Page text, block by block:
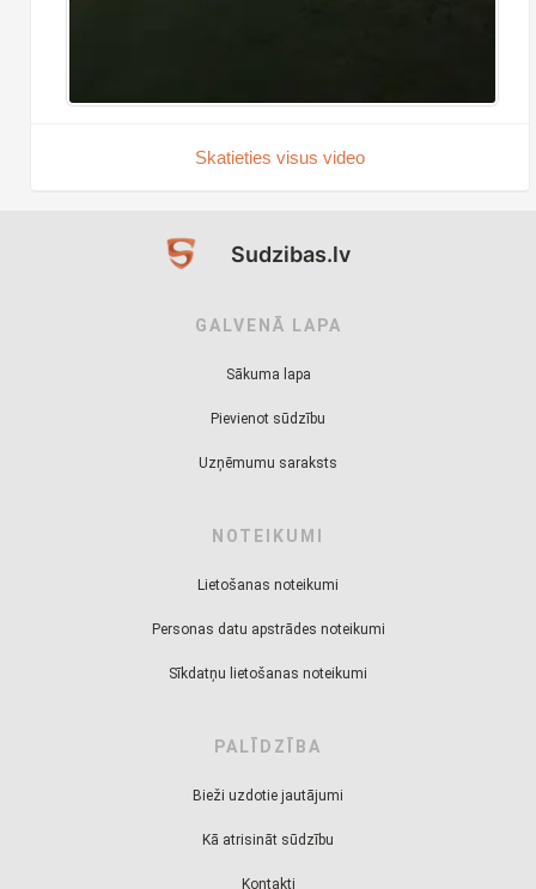
Skatieties visus video
Sudzibas.lv
GALVENĀ LAPA
Sākuma lapa
Pievienot sūdzību
Uzņēmumu saraksts
NOTEIKUMI
Lietošanas noteikumi
Personas datu apstrādes noteikumi
Sīkdatņu lietošanas noteikumi
PALĪDZĪBA
Bieži uzdotie jautājumi
Kā atrisināt sūdzību
Kontakti